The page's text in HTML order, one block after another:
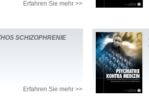
Erfahren Sie mehr >>
SCHIZOPHRENIE
Erfahren Sie mehr >>